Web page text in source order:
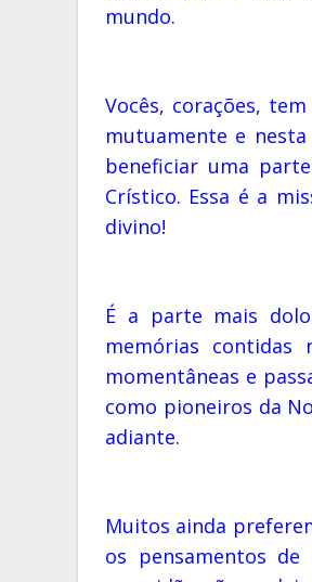
mundo.
Vocês, corações,
mutuamente e
beneficiar uma
Crístico. Essa é a
divino!
É a parte mais
memórias contidas
momentâneas e
como pioneiros da
adiante.
Muitos ainda
os pensamentos